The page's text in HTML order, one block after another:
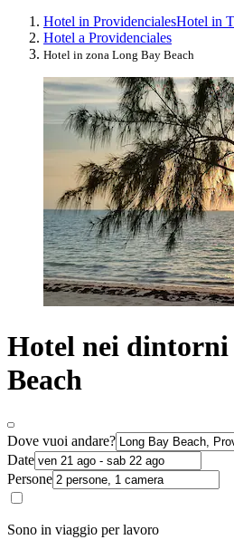
Hotel in ProvidencialesHotel in
Hotel a Providenciales
Hotel in zona Long Bay Beach
Hotel nei
Beach
Dove vuoi andare?
Date
Persone
Sono in viaggio per lavoro